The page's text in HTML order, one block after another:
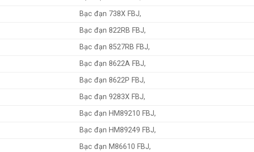
Bạc đạn 738X FBJ,
Bạc đạn 822RB FBJ,
Bạc đạn 8527RB FBJ,
Bạc đạn 8622A FBJ,
Bạc đạn 8622P FBJ,
Bạc đạn 9283X FBJ,
Bạc đạn HM89210 FBJ,
Bạc đạn HM89249 FBJ,
Bạc đạn M86610 FBJ,